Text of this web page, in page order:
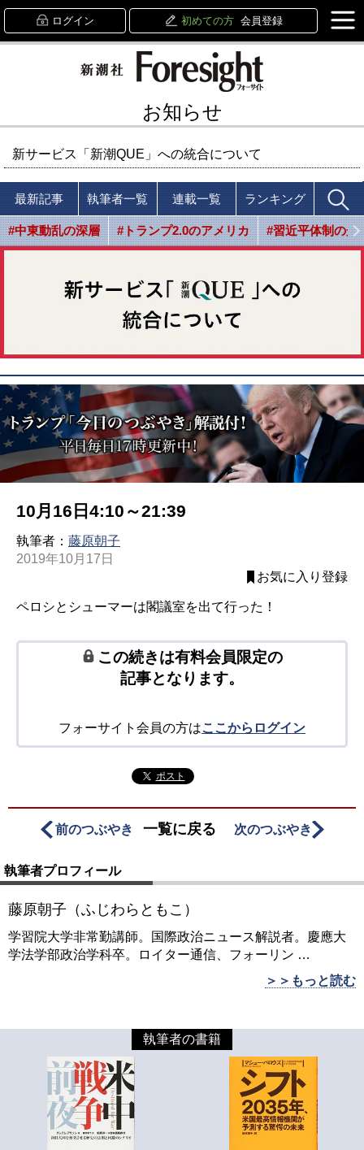
ログイン 初めての方 会員登録
お知らせ
新サービス「新潮QUE」への統合について
最新記事 執筆者一覧 連載一覧 ランキング
#中東動乱の深層 #トランプ2.0のアメリカ #習近平体制の光
10月16日4:10～21:39
執筆者： 藤原朝子
2019年10月17日
お気に入り登録
ペロシとシューマーは閣議室を出て行った！
この続きは有料会員限定の
記事となります。
フォーサイト会員の方はここからログイン
ポスト
前のつぶやき 一覧に戻る 次のつぶやき
執筆者プロフィール
藤原朝子（ふじわらともこ）
学習院大学非常勤講師。国際政治ニュース解説者。慶應大
学法学部政治学科卒。ロイター通信、フォーリン …
＞＞もっと読む
執筆者の書籍